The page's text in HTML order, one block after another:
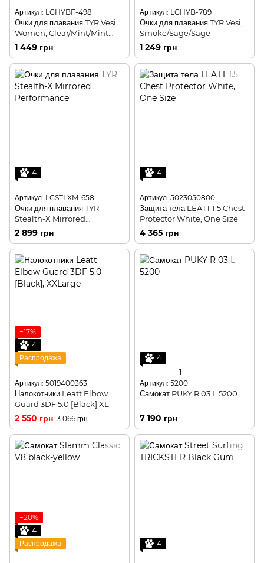
Артикул: LGHYBF-498
Очки для плавания TYR Vesi
Women, Clear/Mint/Mint
(498)
1 449 грн
Артикул: LGHYB-789
Очки для плавания TYR Vesi,
Smoke/Sage/Sage
1 249 грн
4
Артикул: LGSTLXM-658
Очки для плавания TYR
Stealth-X Mirrored
Performance
2 899 грн
4
Артикул: 5023050800
Защита тела LEATT 1.5 Chest
Protector White, One Size
4 365 грн
−17%
4
Распродажа
Артикул: 5019400363
Налокотники Leatt Elbow
Guard 3DF 5.0 [Black] XL
2 550 грн 3 066 грн
4
1
Артикул: 5200
Самокат PUKY R 03 L 5200
7 190 грн
−20%
4
Распродажа
4